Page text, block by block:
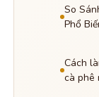
So
Phổ
Cách
cà phê